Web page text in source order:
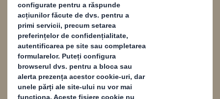
Conținut blocat
Pentru a vedea acest conținut, trebuie să optați pentru cookies de
"performanță"